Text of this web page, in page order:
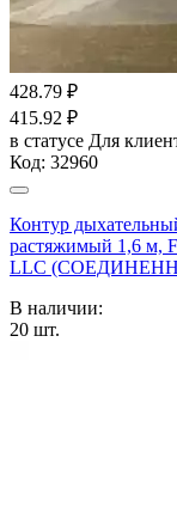
428.79 ₽
415.92 ₽
в статусе Для
Код: 32960
Контур
растяжимый 1,6 м,
LLC
В наличии:
20 шт.